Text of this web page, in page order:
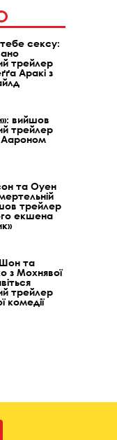
тебе сексу:
трейлер
Аракі з
вийшов
трейлер
Аароном
та Оуен
трейлер
екшена
та
з Мохнявої
трейлер
комедії